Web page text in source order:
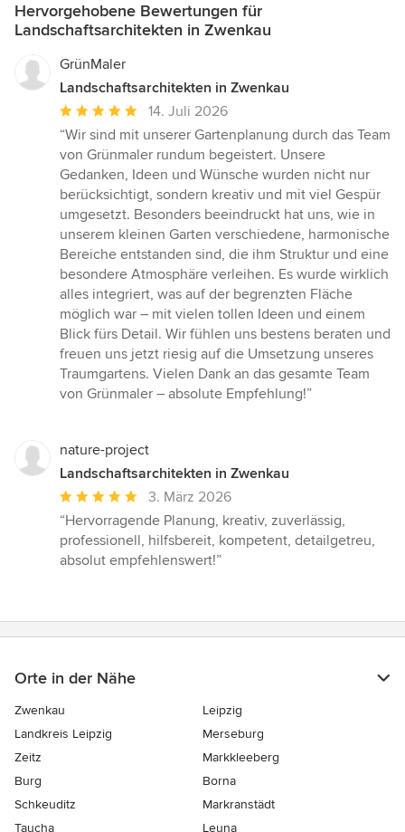
Hervorgehobene Bewertungen für
Landschaftsarchitekten in Zwenkau
GrünMaler
Landschaftsarchitekten in Zwenkau
Durchschnittliche
Bewertung:
5
von
5
Sternen
14. Juli 2026
“Wir sind mit unserer Gartenplanung durch das Team
von Grünmaler rundum begeistert. Unsere
Gedanken, Ideen und Wünsche wurden nicht nur
berücksichtigt, sondern kreativ und mit viel Gespür
umgesetzt. Besonders beeindruckt hat uns, wie in
unserem kleinen Garten verschiedene, harmonische
Bereiche entstanden sind, die ihm Struktur und eine
besondere Atmosphäre verleihen. Es wurde wirklich
alles integriert, was auf der begrenzten Fläche
möglich war – mit vielen tollen Ideen und einem
Blick fürs Detail. Wir fühlen uns bestens beraten und
freuen uns jetzt riesig auf die Umsetzung unseres
Traumgartens. Vielen Dank an das gesamte Team
von Grünmaler – absolute Empfehlung!”
nature-project
Landschaftsarchitekten in Zwenkau
Durchschnittliche
Bewertung:
5
von
3. März 2026
“Hervorragende Planung, kreativ, zuverlässig,
professionell, hilfsbereit, kompetent, detailgetreu,
absolut empfehlenswert!”
Orte in der Nähe
Zwenkau
Leipzig
Landkreis Leipzig
Merseburg
Zeitz
Markkleeberg
Burg
Borna
Schkeuditz
Markranstädt
Taucha
Leuna